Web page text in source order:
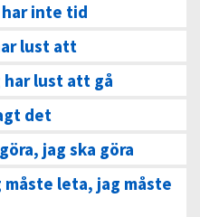
inte tid
lust att
har lust att gå
det
jag ska göra
måste leta, jag måste